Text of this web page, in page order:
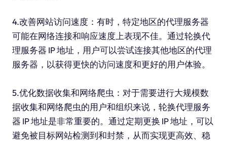
4.改善网站访问速度：有时，特定地区的代理服务器
可能在网络连接和响应速度上表现不佳。通过轮换代
理服务器 IP 地址，用户可以尝试连接其他地区的代理
服务器，以获得更快的访问速度和更好的用户体验。
5.优化数据收集和网络爬虫：对于需要进行大规模数
据收集和网络爬虫的用户和组织来说，轮换代理服务
器 IP 地址是非常重要的。通过定期更换 IP 地址，可以
避免被目标网站检测到和封禁，从而实现更高效、稳